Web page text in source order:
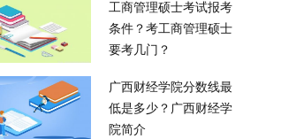
工商管理硕士考试报考
条件？考工商管理硕士
要考几门？
广西财经学院分数线最
低是多少？广西财经学
院简介